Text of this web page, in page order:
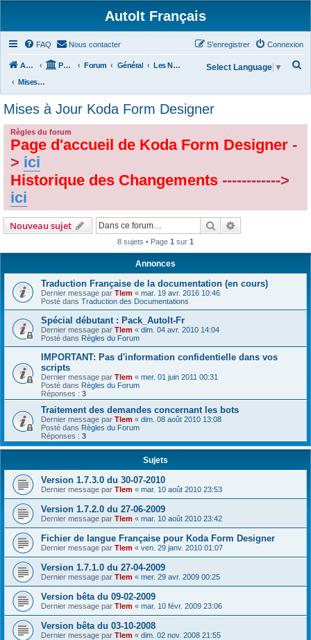
AutoIt Français
FAQ Nous contacter Connexion
S’enregistrer
Accueil Portail Forum Général
Les Nouvelles d'AutoIt
Mises à Jour Koda Form Designer
Select Language ▼
Mises à Jour Koda Form Designer
Règles du forum
Page d'accueil de Koda Form Designer -
> ici
Historique des Changements ------------>
ici
Nouveau sujet Rechercher
8 sujets • Page 1 sur 1
Annonces
Traduction Française de la documentation (en cours)
Dernier message par Tlem « mar. 19 avr. 2016 10:46
Posté dans Traduction des Documentations
Spécial débutant : Pack_AutoIt-Fr
Dernier message par Tlem « dim. 04 avr. 2010 14:04
Posté dans Règles du Forum
IMPORTANT: Pas d'information confidentielle dans vos
scripts
Dernier message par Tlem « mer. 01 juin 2011 00:31
Posté dans Règles du Forum
Réponses : 3
Traitement des demandes concernant les bots
Dernier message par Tlem « dim. 08 août 2010 13:08
Posté dans Règles du Forum
Réponses : 3
Sujets
Version 1.7.3.0 du 30-07-2010
Dernier message par Tlem « mar. 10 août 2010 23:53
Version 1.7.2.0 du 27-06-2009
Dernier message par Tlem « mar. 10 août 2010 23:42
Fichier de langue Française pour Koda Form Designer
Dernier message par Tlem « ven. 29 janv. 2010 01:07
Version 1.7.1.0 du 27-04-2009
Dernier message par Tlem « mer. 29 avr. 2009 00:25
Version bêta du 09-02-2009
Dernier message par Tlem « mar. 10 févr. 2009 23:06
Version bêta du 03-10-2008
Dernier message par Tlem « dim. 02 nov. 2008 21:55